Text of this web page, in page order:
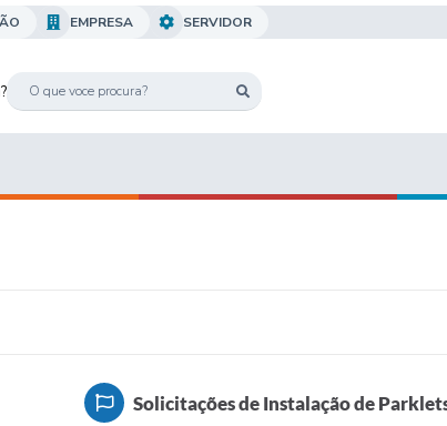
EMPRESA SERVIDOR
Solicitações de Instalação de